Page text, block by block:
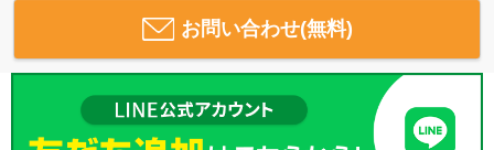
お問い合わせ(無料)